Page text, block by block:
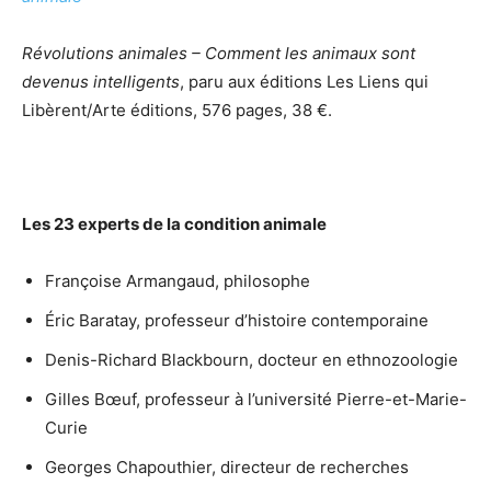
Révolutions animales – Comment les animaux sont
devenus intelligents, paru aux éditions Les Liens qui
Libèrent/Arte éditions, 576 pages, 38 €.
Les 23 experts de la condition animale
Françoise Armangaud, philosophe
Éric Baratay, professeur d’histoire contemporaine
Denis-Richard Blackbourn, docteur en ethnozoologie
Gilles Bœuf, professeur à l’université Pierre-et-Marie-
Curie
Georges Chapouthier, directeur de recherches